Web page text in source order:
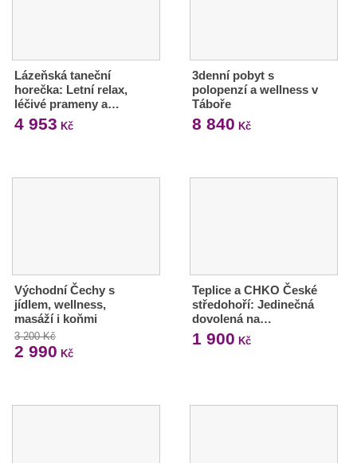
Lázeňská taneční
horečka: Letní relax,
léčivé prameny a…
4 953 Kč
3denní pobyt s
polopenzí a wellness v
Táboře
8 840 Kč
Východní Čechy s
jídlem, wellness,
masáží i koňmi
3 200 Kč
2 990 Kč
Teplice a CHKO České
středohoří: Jedinečná
dovolená na…
1 900 Kč